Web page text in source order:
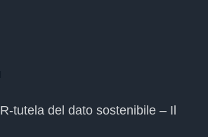
tutela del dato sostenibile – Il